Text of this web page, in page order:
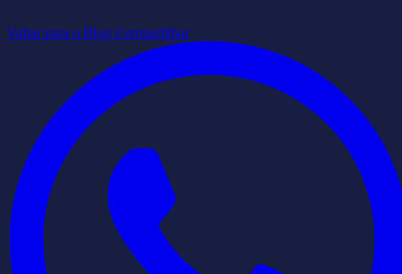
Voltar para o Blog Compartilhar